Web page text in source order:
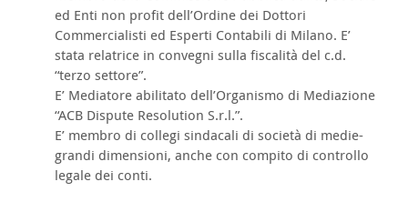
ed Enti non profit dell’Ordine dei Dottori
Commercialisti ed Esperti Contabili di Milano. E’
stata relatrice in convegni sulla fiscalità del c.d.
“terzo settore”.
E’ Mediatore abilitato dell’Organismo di Mediazione
“ACB Dispute Resolution S.r.l.”.
E’ membro di collegi sindacali di società di medie-
grandi dimensioni, anche con compito di controllo
legale dei conti.